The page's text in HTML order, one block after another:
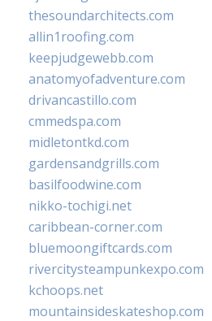
thesoundarchitects.com
allin1roofing.com
keepjudgewebb.com
anatomyofadventure.com
drivancastillo.com
cmmedspa.com
midletontkd.com
gardensandgrills.com
basilfoodwine.com
nikko-tochigi.net
caribbean-corner.com
bluemoongiftcards.com
rivercitysteampunkexpo.com
kchoops.net
mountainsideskateshop.com